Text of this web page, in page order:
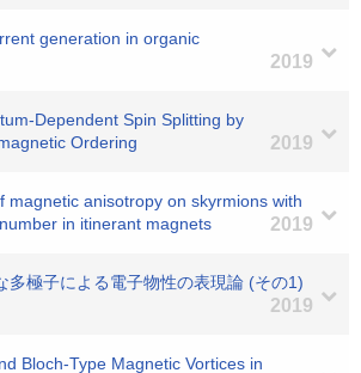
generation in organic
2019
Dependent Spin Splitting by
Ordering
2019
magnetic anisotropy on skyrmions with
in itinerant magnets
2019
多極子による電子物性の表現論 (その1)
2019
Bloch-Type Magnetic Vortices in